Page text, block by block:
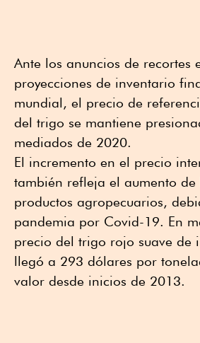
Ante los anuncios de recortes
proyecciones de inventario
mundial, el precio de
del trigo se mantiene
mediados de 2020.
El incremento en el precio
también refleja el aumento de
productos agropecuarios,
pandemia por Covid-19. En
precio del trigo rojo suave de
llegó a 293 dólares por
valor desde inicios de 2013.